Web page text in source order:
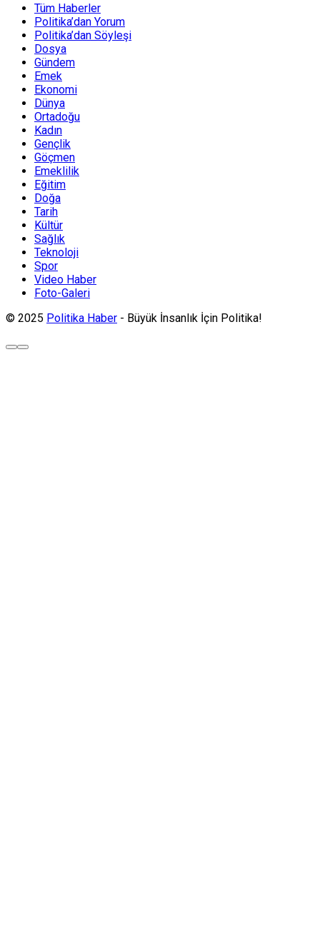
Tüm Haberler
Politika’dan Yorum
Politika’dan Söyleşi
Dosya
Gündem
Emek
Ekonomi
Dünya
Ortadoğu
Kadın
Gençlik
Göçmen
Emeklilik
Eğitim
Doğa
Tarih
Kültür
Sağlık
Teknoloji
Spor
Video Haber
Foto-Galeri
© 2025 Politika Haber - Büyük İnsanlık İçin Politika!